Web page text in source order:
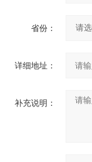
省份：
详细地址：
补充说明：